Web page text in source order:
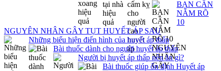
BẠN CẦN
NẮM RÕ
10
NGUYÊN NHÂN GÂY TỤT HUYẾT ÁP SAU
Những biểu hiện điển hình của huyết áp thấp
Bài thuốc dành cho người huyết áp thấp
Người bị huyết áp thấp nên ăn gì?
Bài thuốc giúp ổn định Huyết áp